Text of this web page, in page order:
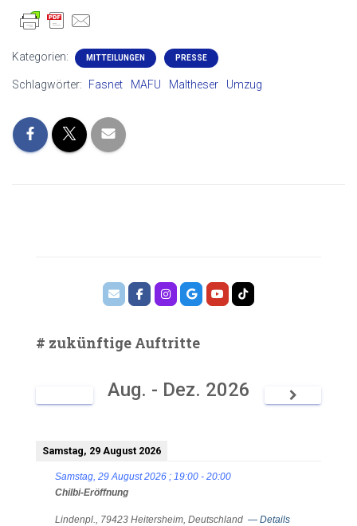
Kategorien: MITTEILUNGEN PRESSE
Schlagwörter: Fasnet MAFU Maltheser Umzug
# zukünftige Auftritte
Aug. - Dez. 2026
Samstag, 29 August 2026
Samstag, 29 August 2026 ; 19:00 - 20:00
Chilbi-Eröffnung
Lindenpl., 79423 Heitersheim, Deutschland — Details